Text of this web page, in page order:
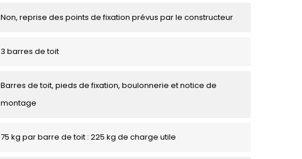
Non, reprise des points de fixation prévus par le constructeur
3 barres de toit
Barres de toit, pieds de fixation, boulonnerie et notice de
montage
75 kg par barre de toit : 225 kg de charge utile